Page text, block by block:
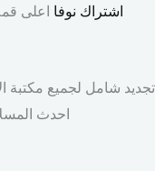
اشتراك نوفا اعلى
تجديد شامل لجميع مكتبة
احدث